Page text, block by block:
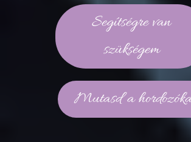
Segítségre van
szükségem
Mutasd a